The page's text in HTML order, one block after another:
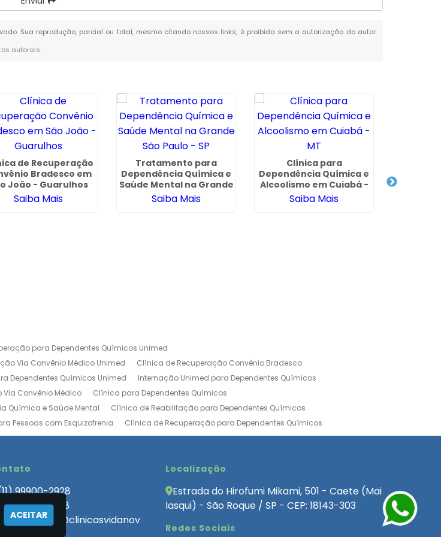
Sua reprodução, parcial ou total, mesmo citando nossos links, é proibida sem a autorização do autor.
autorais.
de Recuperação
Bradesco em
João - Guarulhos
Saiba Mais
Tratamento para
Dependência Química e
Saúde Mental na Grande
São Paulo - SP
Saiba Mais
Clínica para
Dependência Química e
Alcoolismo em Cuiabá -
MT
Saiba Mais
para Dependentes Químicos Unimed
Via Convênio Médico Unimed
Clínica de Recuperação Convênio Bradesco
Dependentes Químicos Unimed
Internação Unimed para Dependentes Químicos
Convênio Médico
Clínica para Dependentes Químicos
Química e Saúde Mental
Clínica de Reabilitação para Dependentes Químicos
Pessoas com Esquizofrenia
Clínica de Recuperação para Dependentes Químicos
de Drogas
Clínica de Recuperação Via Convênio Médico SulAmérica
de Reabilitação Internação Involuntaria
Clinica de Recuperação Alcoolismo
Clínica de Recuperação Involuntária Evangélica
Clínica de Recuperação para Alcoólatra
Clínica de Tratamento para Dependentes Químicos
Clinica Dependencia Quimica
Clinica Internação Involuntária Clinica Involuntaria para Dependentes Quimicos
99900-2928
(11) 99900-2928
atendimento@clinicasvidanov
Localização
Estrada do Hirofumi Mikami, 501 - Caete (Mai
lasqui) - São Roque / SP - CEP: 18143-303
Redes Sociais
ACEITAR